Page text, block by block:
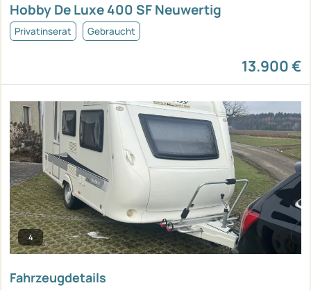
Hobby De Luxe 400 SF Neuwertig
Privatinserat Gebraucht
13.900 €
4
Fahrzeugdetails